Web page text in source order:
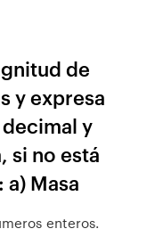
de
y expresa
y
si no está
Masa
enteros.